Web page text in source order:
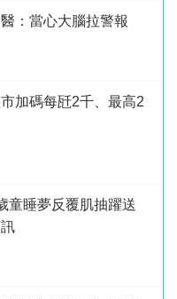
：當心大腦拉警報
加碼每瓩2千、最高2
童睡夢反覆肌抽躍送